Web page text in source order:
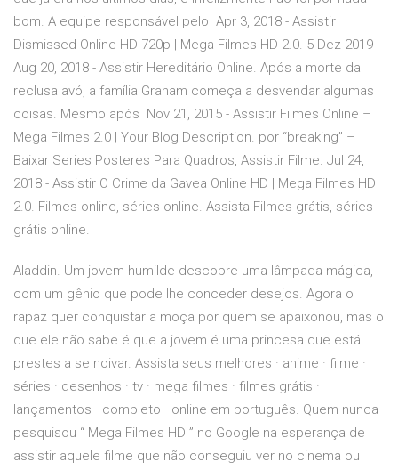
bom. A equipe responsável pelo Apr 3, 2018 - Assistir
Dismissed Online HD 720p | Mega Filmes HD 2.0. 5 Dez 2019
Aug 20, 2018 - Assistir Hereditário Online. Após a morte da
reclusa avó, a família Graham começa a desvendar algumas
coisas. Mesmo após Nov 21, 2015 - Assistir Filmes Online –
Mega Filmes 2.0 | Your Blog Description. por “breaking” –
Baixar Series Posteres Para Quadros, Assistir Filme. Jul 24,
2018 - Assistir O Crime da Gavea Online HD | Mega Filmes HD
2.0. Filmes online, séries online. Assista Filmes grátis, séries
grátis online.
Aladdin. Um jovem humilde descobre uma lâmpada mágica,
com um gênio que pode lhe conceder desejos. Agora o
rapaz quer conquistar a moça por quem se apaixonou, mas o
que ele não sabe é que a jovem é uma princesa que está
prestes a se noivar. Assista seus melhores · anime · filme ·
séries · desenhos · tv · mega filmes · filmes grátis ·
lançamentos · completo · online em português. Quem nunca
pesquisou “ Mega Filmes HD ” no Google na esperança de
assistir aquele filme que não conseguiu ver no cinema ou